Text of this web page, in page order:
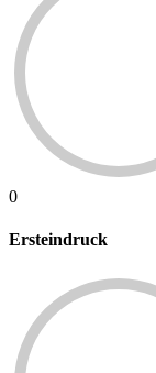
0
Ersteindruck